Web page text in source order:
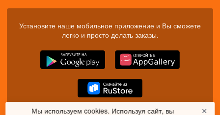
Установите наше мобильное приложение и Вы сможете
легко и просто делать заказы.
Мы используем cookies. Используя сайт, вы ✕